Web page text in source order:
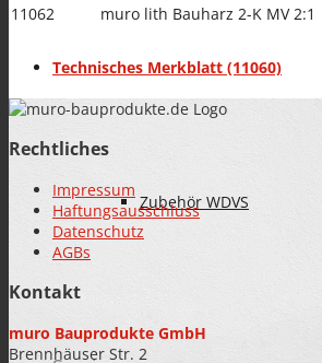
Zubehör WDVS
11062 muro lith Bauharz 2-K MV 2:1
Technisches Merkblatt (11060)
Rechtliches
Impressum
Haftungsausschluss
Datenschutz
AGBs
Kontakt
muro Bauprodukte GmbH
Brennhäuser Str. 2